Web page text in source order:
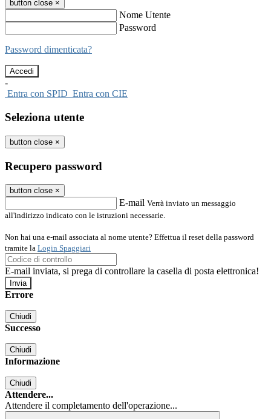
button close ×
Nome Utente
Password
Password dimenticata?
-
Entra con SPID Entra con CIE
Seleziona utente
button close ×
Recupero password
button close ×
E-mail Verrà inviato un messaggio
all'indirizzo indicato con le istruzioni necessarie.
Non hai una e-mail associata al nome utente? Effettua il reset della password
tramite la Login Spaggiari
E-mail inviata, si prega di controllare la casella di posta elettronica!
Errore
Chiudi
Successo
Chiudi
Informazione
Chiudi
Attendere...
Attendere il completamento dell'operazione...